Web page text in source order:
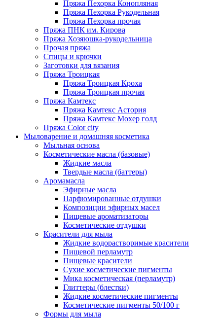
Пряжа Пехорка Конопляная
Пряжа Пехорка Рукодельная
Пряжа Пехорка прочая
Пряжа ПНК им. Кирова
Пряжа Хозяюшка-рукодельница
Прочая пряжа
Спицы и крючки
Заготовки для вязания
Пряжа Троицкая
Пряжа Троицкая Кроха
Пряжа Троицкая прочая
Пряжа Камтекс
Пряжа Камтекс Астория
Пряжа Камтекс Мохер голд
Пряжа Color city
Мыловарение и домашняя косметика
Мыльная основа
Косметические масла (базовые)
Жидкие масла
Твердые масла (баттеры)
Аромамасла
Эфирные масла
Парфюмированные отдушки
Композиции эфирных масел
Пищевые ароматизаторы
Косметические отдушки
Красители для мыла
Жидкие водорастворимые красители
Пищевой перламутр
Пищевые красители
Сухие косметические пигменты
Мика косметическая (перламутр)
Глиттеры (блестки)
Жидкие косметические пигменты
Косметические пигменты 50/100 г
Формы для мыла